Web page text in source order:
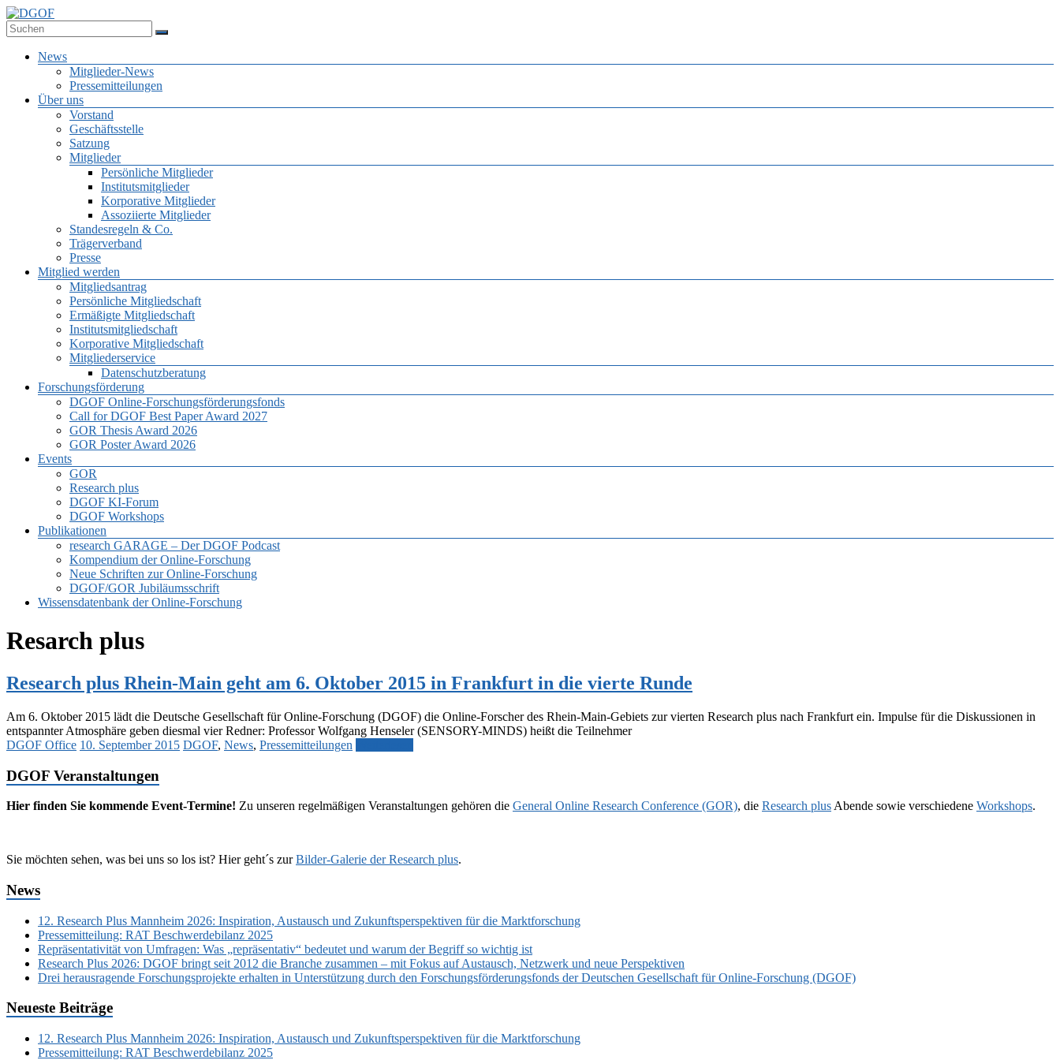
Zum
Inhalt
springen
Deutsche Gesellschaft für Online-Forschung e.V.
Menü
News
Mitglieder-News
Pressemitteilungen
Über uns
Vorstand
Geschäftsstelle
Satzung
Mitglieder
Persönliche Mitglieder
Institutsmitglieder
Korporative Mitglieder
Assoziierte Mitglieder
Standesregeln & Co.
Trägerverband
Presse
Mitglied werden
Mitgliedsantrag
Persönliche Mitgliedschaft
Ermäßigte Mitgliedschaft
Institutsmitgliedschaft
Korporative Mitgliedschaft
Mitgliederservice
Datenschutzberatung
Forschungsförderung
DGOF Online-Forschungsförderungsfonds
Call for DGOF Best Paper Award 2027
GOR Thesis Award 2026
GOR Poster Award 2026
Events
GOR
Research plus
DGOF KI-Forum
DGOF Workshops
Publikationen
research GARAGE – Der DGOF Podcast
Kompendium der Online-Forschung
Neue Schriften zur Online-Forschung
DGOF/GOR Jubiläumsschrift
Wissensdatenbank der Online-Forschung
Resarch plus
Research plus Rhein-Main geht am 6. Oktober 2015 in Frankfurt in die vierte Runde
Am 6. Oktober 2015 lädt die Deutsche Gesellschaft für Online-Forschung (DGOF) die Online-Forscher des Rhein-Main-Gebiets zur vierten Research plus nach Frankfurt ein. Impulse für die Diskussionen in
entspannter Atmosphäre geben diesmal vier Redner: Professor Wolfgang Henseler (SENSORY-MINDS) heißt die Teilnehmer
DGOF Office 10. September 2015 DGOF, News, Pressemitteilungen
DGOF Veranstaltungen
Hier finden Sie kommende Event-Termine! Zu unseren regelmäßigen Veranstaltungen gehören die General Online Research Conference (GOR), die Research plus Abende sowie verschiedene Workshops.
Sie möchten sehen, was bei uns so los ist? Hier geht´s zurBilder-Galerie der Research plus.
News
12. Research Plus Mannheim 2026: Inspiration, Austausch und Zukunftsperspektiven für die Marktforschung
Pressemitteilung: RAT Beschwerdebilanz 2025
Repräsentativität von Umfragen: Was „repräsentativ“ bedeutet und warum der Begriff so wichtig ist
Research Plus 2026: DGOF bringt seit 2012 die Branche zusammen – mit Fokus auf Austausch, Netzwerk und neue Perspektiven
Drei herausragende Forschungsprojekte erhalten in Unterstützung durch den Forschungsförderungsfonds der Deutschen Gesellschaft für Online-Forschung (DGOF)
Neueste Beiträge
12. Research Plus Mannheim 2026: Inspiration, Austausch und Zukunftsperspektiven für die Marktforschung
Pressemitteilung: RAT Beschwerdebilanz 2025